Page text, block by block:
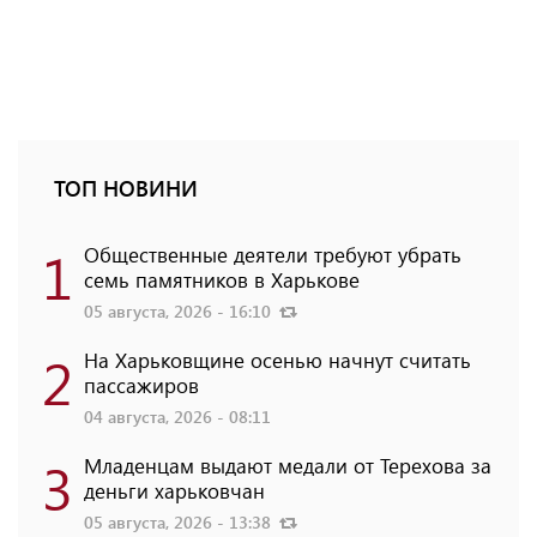
ТОП НОВИНИ
1 Общественные деятели требуют убрать
семь памятников в Харькове
05 августа, 2026 - 16:10
2 На Харьковщине осенью начнут считать
пассажиров
04 августа, 2026 - 08:11
3 Младенцам выдают медали от Терехова за
деньги харьковчан
05 августа, 2026 - 13:38